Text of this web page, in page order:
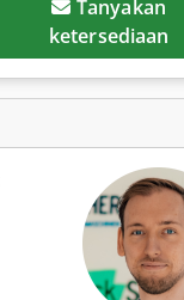
Tanyakan
ketersediaan